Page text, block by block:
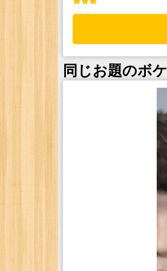
同じお題のボケ